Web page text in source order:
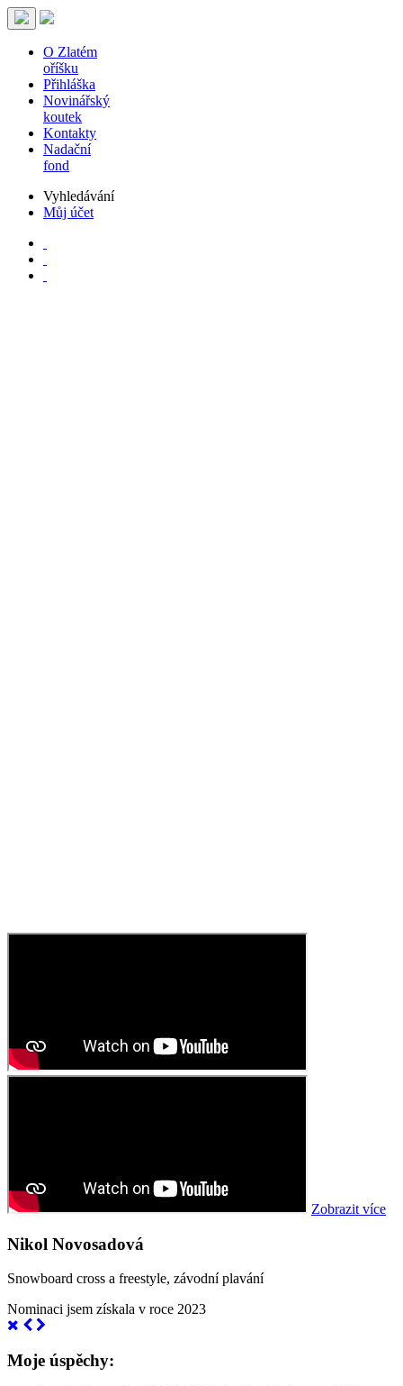
O Zlatém
oříšku
Přihláška
Novinářský
koutek
Kontakty
Nadační
fond
Vyhledávání
Můj účet
Zobrazit více
Nikol Novosadová
Snowboard cross a freestyle, závodní plavání
Nominaci jsem získala v roce 2023
Moje úspěchy: